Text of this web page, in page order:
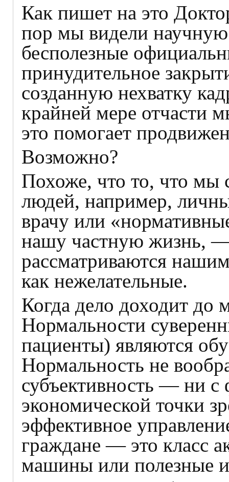
Как пишет на это
пор мы видели
бесполезные
принудительное
созданную нехватку
крайней мере отчасти
это помогает
Возможно?
Похоже, что то, что мы
людей, например,
врачу или
нашу частную жизнь, —
рассматриваются
как нежелательные.
Когда дело доходит
Нормальности
пациенты) являются
Нормальность не
субъективность — ни с
экономической точки
эффективное
граждане — это класс
машины или полезные